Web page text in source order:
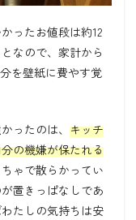
ったお値段は約12
なので、家計から
を壁紙に費やす覚
ったのは、 キッチ
の機嫌が保たれる
ゃで散らかってい
置きっぱなしであ
たしの気持ちは安